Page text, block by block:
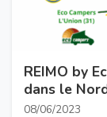
REIMO by
dans le
08/06/2023